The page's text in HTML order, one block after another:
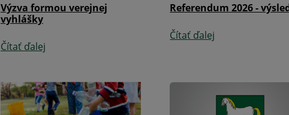
Výzva formou verejnej
vyhlášky
Čítať ďalej
Referendum 2026 -
Čítať ďalej